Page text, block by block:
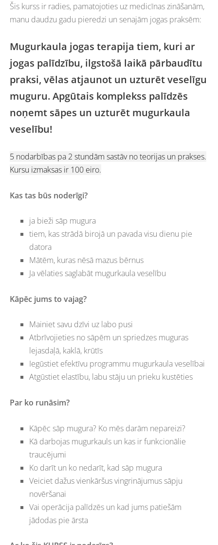
Šis kurss ir radies, pamatojoties uz medicīnas zināšanām,
manu daudzu gadu pieredzi un senajām jogas praksēm:
Mugurkaula jogas terapija tiem, kuri ar
jogas palīdzību, ilgstošā laikā pārbaudītu
praksi, vēlas atjaunot un uzturēt veselīgu
muguru. Apgūtais komplekss palīdzēs
noņemt sāpes un uzturēt mugurkaula
veselību!
5 nodarbības pa 2 stundām sastāv no teorijas un prakses.
Kursu izmaksas ir 100 eiro.
Kas tas būs noderīgi?
ja bieži sāp mugura
tiem, kas strādā birojā un pavada visu dienu pie
datora
Mātēm, kuras nēsā mazus bērnus
Ja vēlaties saglabāt mugurkaula veselību
Kāpēc jums to vajag?
Mainiet savu dzīvi uz labo pusi
Atbrīvojieties no sāpēm un spriedzes muguras
lejasdaļā, kaklā, krūtīs
Iegūstiet efektīvu programmu mugurkaula veselībai
Atgūstiet elastību, labu stāju un prieku kustēties
Par ko runāsim?
Kāpēc sāp mugura? Ko mēs darām nepareizi?
Kā darbojas mugurkauls un kas ir funkcionālie
traucējumi
Ko darīt un ko nedarīt, kad sāp mugura
Veiciet dažus vienkāršus vingrinājumus sāpju
novēršanai
Vai operācija palīdzēs un kad jums patiešām
jādodas pie ārsta